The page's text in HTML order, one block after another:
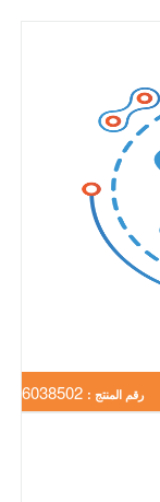
رقم المنتج :